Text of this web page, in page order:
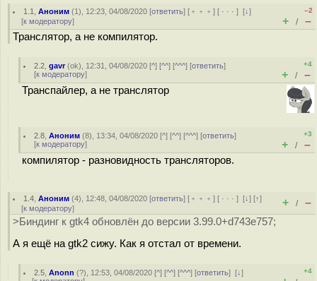
1.1 ,Аноним (1), 12:23, 04/08/2020 [ответить] [ ﹢﹢﹢] [ · · ·][↓]
[к модератору]
–2
+ / –
Транслятор, а не компилятор.
2.2 ,gavr(ok), 12:31, 04/08/2020 [^] [^^] [^^^] [ответить]
[к модератору]
+4
+ / –
Транспайлер, а не транслятор
2.8 ,Аноним (8), 13:34, 04/08/2020 [^] [^^] [^^^] [ответить]
[к модератору]
+3
+ / –
компилятор - разновидность трансляторов.
1.4 ,Аноним (4), 12:48, 04/08/2020 [ответить] [ ﹢﹢﹢] [ · · ·][↓] [↑]
[к модератору] + / –
>Биндинг к gtk4 обновлён до версии 3.99.0+d743e757;
А я ещё на gtk2 сижу. Как я отстал от времени.
2.5 ,Anonn (?), 12:53, 04/08/2020 [^] [^^] [^^^] [ответить][↓]
+4